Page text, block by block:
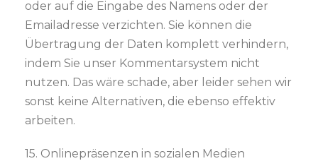
oder auf die Eingabe des Namens oder der
Emailadresse verzichten. Sie können die
Übertragung der Daten komplett verhindern,
indem Sie unser Kommentarsystem nicht
nutzen. Das wäre schade, aber leider sehen wir
sonst keine Alternativen, die ebenso effektiv
arbeiten.
15. Onlinepräsenzen in sozialen Medien